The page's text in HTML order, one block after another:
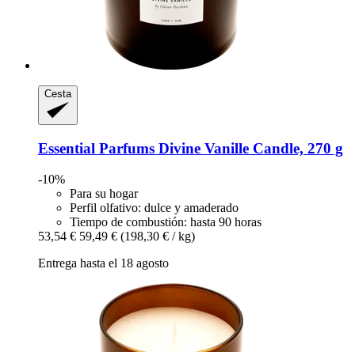
Cesta
Essential Parfums Divine Vanille Candle, 270 g
-10%
Para su hogar
Perfil olfativo: dulce y amaderado
Tiempo de combustión: hasta 90 horas
53,54 € 59,49 € (198,30 € / kg)
Entrega hasta el 18 agosto